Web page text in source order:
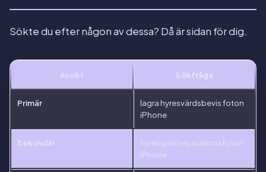
Sökte du efter någon av dessa? Då är sidan för dig.
Avsikt Sökfråga
Primär
lagra hyresvärdsbevis foton
iPhone
Sekundär
hyresgäst reparationsfoton
iPhone